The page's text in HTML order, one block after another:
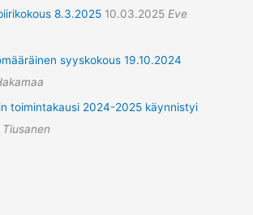
8.3.2025 10.03.2025 Eve
syyskokous 19.10.2024
toimintakausi 2024-2025 käynnistyi